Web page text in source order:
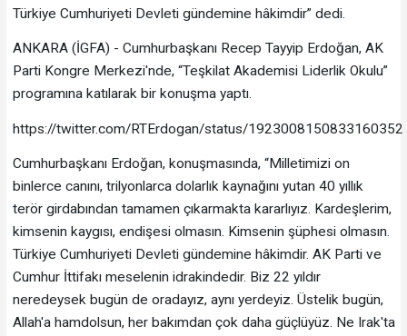
Türkiye Cumhuriyeti Devleti gündemine hâkimdir” dedi.
ANKARA (İGFA) - Cumhurbaşkanı Recep Tayyip Erdoğan, AK
Parti Kongre Merkezi'nde, “Teşkilat Akademisi Liderlik Okulu”
programına katılarak bir konuşma yaptı.
https://twitter.com/RTErdogan/status/1923008150833160352
Cumhurbaşkanı Erdoğan, konuşmasında, “Milletimizi on
binlerce canını, trilyonlarca dolarlık kaynağını yutan 40 yıllık
terör girdabından tamamen çıkarmakta kararlıyız. Kardeşlerim,
kimsenin kaygısı, endişesi olmasın. Kimsenin şüphesi olmasın.
Türkiye Cumhuriyeti Devleti gündemine hâkimdir. AK Parti ve
Cumhur İttifakı meselenin idrakindedir. Biz 22 yıldır
neredeysek bugün de oradayız, aynı yerdeyiz. Üstelik bugün,
Allah'a hamdolsun, her bakımdan çok daha güçlüyüz. Ne Irak'ta